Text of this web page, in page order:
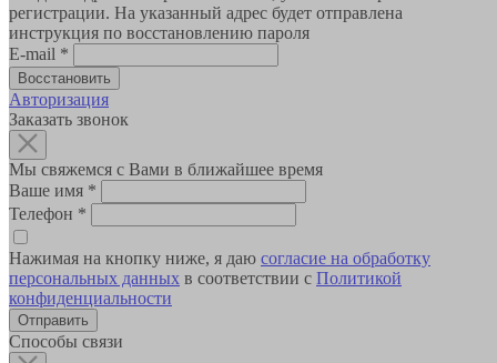
регистрации. На указанный адрес будет отправлена
инструкция по восстановлению пароля
E-mail *
Авторизация
Заказать звонок
Мы свяжемся с Вами в ближайшее время
Ваше имя *
Телефон *
Нажимая на кнопку ниже, я даю согласие на обработку
персональных данных в соответствии с Политикой
конфиденциальности
Способы связи